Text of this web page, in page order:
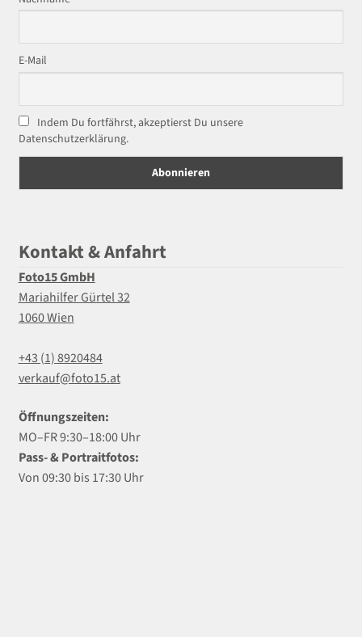
E-Mail
Indem Du fortfährst, akzeptierst Du unsere
Datenschutzerklärung.
Kontakt & Anfahrt
Foto15 GmbH
Mariahilfer Gürtel 32
1060 Wien
+43 (1) 8920484
verkauf@foto15.at
Öffnungszeiten:
MO–FR 9:30–18:00 Uhr
Pass- & Portraitfotos:
Von 09:30 bis 17:30 Uhr